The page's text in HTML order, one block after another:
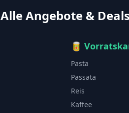
Alle Angebote & Deals
🥫
Pasta
Passata
Reis
Kaffee